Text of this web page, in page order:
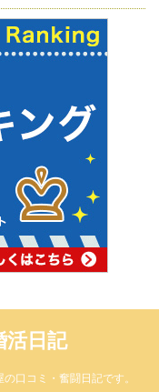
活日記
口コミ・奮闘日記です。